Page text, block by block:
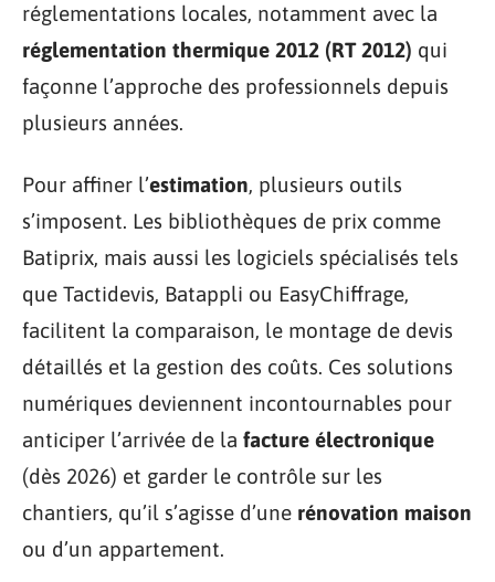
réglementations locales, notamment avec la
réglementation thermique 2012 (RT 2012) qui
façonne l’approche des professionnels depuis
plusieurs années.
Pour affiner l’estimation, plusieurs outils
s’imposent. Les bibliothèques de prix comme
Batiprix, mais aussi les logiciels spécialisés tels
que Tactidevis, Batappli ou EasyChiffrage,
facilitent la comparaison, le montage de devis
détaillés et la gestion des coûts. Ces solutions
numériques deviennent incontournables pour
anticiper l’arrivée de la facture électronique
(dès 2026) et garder le contrôle sur les
chantiers, qu’il s’agisse d’une rénovation maison
ou d’un appartement.